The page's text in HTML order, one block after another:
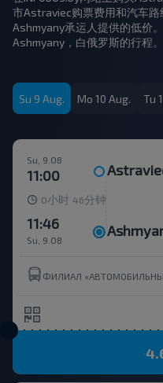
市Astraviec购票费用和汽车
Ashmyany承运人提供的低价
Ashmyany，白俄罗斯的行程。
Su 9 Aug. Mo 10 Aug. Tu
Su, 9.08
11:00
0 小时 46 分钟
Su, 9.08
11:46